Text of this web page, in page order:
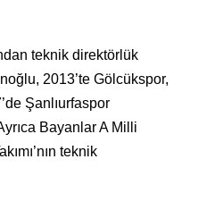
teknik direktörlük
2013’te Gölcükspor,
Şanlıurfaspor
Bayanlar A Milli
teknik